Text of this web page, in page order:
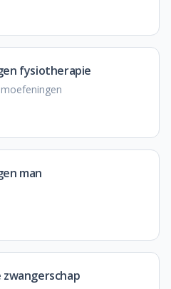
fysiotherapie
man